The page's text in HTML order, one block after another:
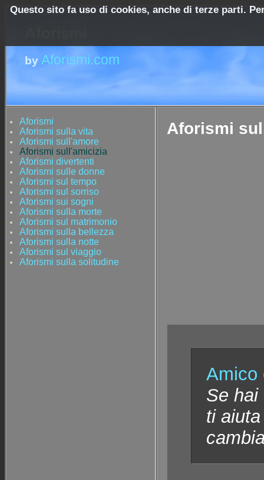
Questo sito fa uso di cookies, anche di terze parti.
by Aforismi.com
Aforismi
Aforismi sulla vita
Aforismi sull'amore
Aforismi sull'amicizia
Aforismi divertenti
Aforismi sulle donne
Aforismi sul tempo
Aforismi sul sorriso
Aforismi sui sogni
Aforismi sulla morte
Aforismi sul matrimonio
Aforismi sulla bellezza
Aforismi sulla notte
Aforismi sul viaggio
Aforismi sulla solitudine
Aforismi
Amico
Se hai
ti